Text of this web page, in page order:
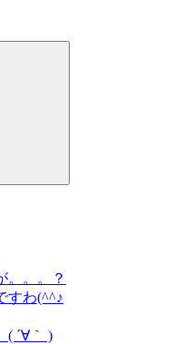
。。。？
すわ(^^♪
( ´∀｀ )